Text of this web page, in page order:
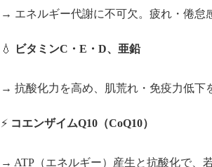
→ エネルギー代謝に不可欠。疲れ・倦怠
💧 ビタミンC・E・D、亜鉛
→ 抗酸化力を高め、肌荒れ・免疫力低下
⚡ コエンザイムQ10（CoQ10）
→ ATP（エネルギー）産生と抗酸化で、